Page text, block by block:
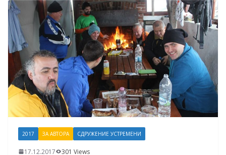
2017 ЗА АВТОРА СДРУЖЕНИЕ УСТРЕМЕНИ
17.12.2017 301 Views